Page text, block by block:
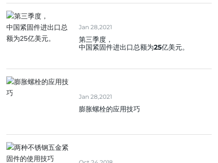
Jan 28,2021
第三季度，
中国紧固件进出口总额为25亿美元。
Jan 28,2021
膨胀螺栓的应用技巧